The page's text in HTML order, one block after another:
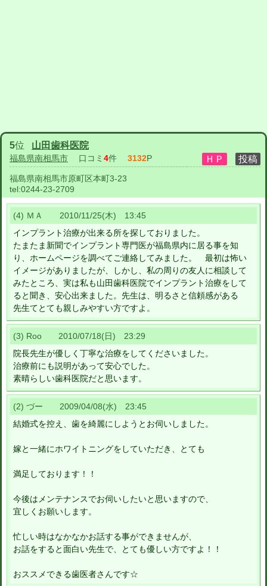
5位 山田歯科医院
福島県南相馬市 口コミ 4件 3132P
福島県南相馬市原町区本町3-23
tel:0244-23-2709
(4) ＭＡ 2010/11/25(木) 13:45
インプラント治療が出来る所を探しておりました。
たまたま新聞でインプラント専門医が福島県内に居る事を知
り、ホームページを調べてご連絡してみました。 最初は怖い
イメージがありましたが、しかし、私の周りの友人に相談して
みたところ、実は私も山田歯科医院でインプラント治療をして
ると聞き、安心出来ました。先生は、明るさと信頼感がある
先生てとても親しみやすい方ですよ。
(3) Roo 2010/07/18(日) 23:29
院長先生が優しく丁寧な治療をしてくださいました。
治療前にも説明があって安心でした。
素晴らしい歯科医院だと思います。
(2) づー 2009/04/08(水) 23:45
結婚式を控え、歯を綺麗にしようとお伺いしました。
嫁と一緒にホワイトニングをしていただき、とても
満足しております！！
今後はメンテナンスでお伺いしたいと思いますので、
宜しくお願いします。
忙しい時はなかなかお話する事ができませんが、
お話をすると面白い先生で、とても優しい方ですよ！！
おススメできる歯医者さんです☆